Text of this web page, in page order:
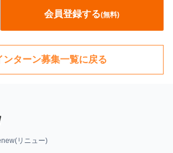
会員登録する(無料)
ンターン募集一覧に戻る
リニュー)